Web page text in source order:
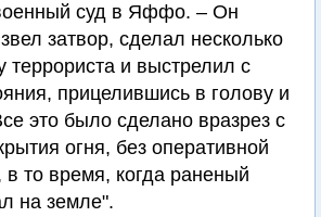
суд в Яффо. – Он
затвор, сделал несколько
террориста и выстрелил с
прицелившись в голову и
это было сделано вразрез с
огня, без оперативной
в то время, когда раненый
на земле".